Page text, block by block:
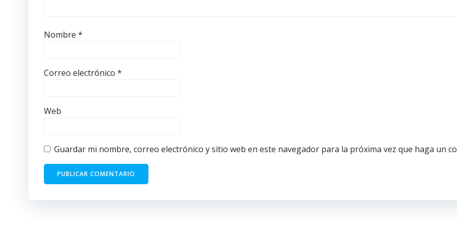
Nombre *
Correo electrónico *
Web
Guardar mi nombre, correo electrónico y sitio web en este navegador para la próxima vez que haga un